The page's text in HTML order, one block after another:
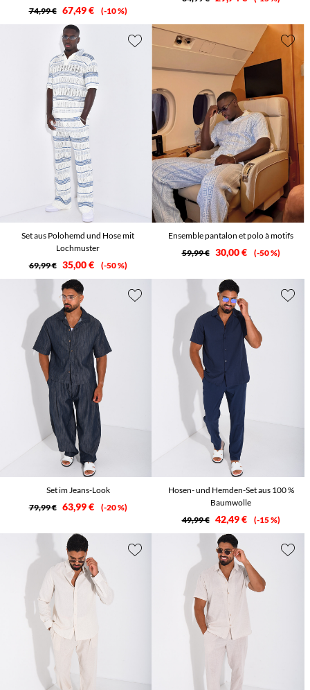
74,99 € 67,49 € -10 %
Set aus Polohemd und Hose mit
Lochmuster
69,99 € 35,00 € -50 %
Ensemble pantalon et polo à motifs
59,99 € 30,00 € -50 %
Set im Jeans-Look
79,99 € 63,99 € -20 %
Hosen- und Hemden-Set aus 100 %
Baumwolle
49,99 € 42,49 € -15 %